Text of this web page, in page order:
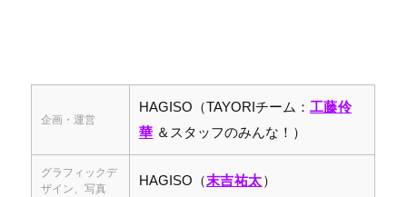
企画・運営
HAGISO（TAYORIチーム：工藤伶
華 ＆スタッフのみんな！）
グラフィックデ
ザイン、写真
HAGISO（末吉祐太）